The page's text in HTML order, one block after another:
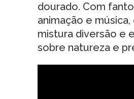
dourado. Com
animação e
mistura diversão e
sobre natureza e